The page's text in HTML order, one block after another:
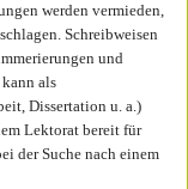
werden vermieden,
Schreibweisen
und
als
Dissertation u. a.)
Lektorat bereit für
der Suche nach einem